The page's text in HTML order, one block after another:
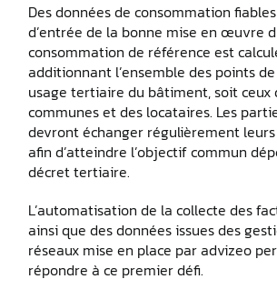
Des données de consommation
d’entrée de la bonne mise en œuvre
consommation de référence est
additionnant l’ensemble des points
usage tertiaire du bâtiment, soit ceux
communes et des locataires. Les
devront échanger régulièrement
afin d’atteindre l’objectif commun
décret tertiaire.
L’automatisation de la collecte des
ainsi que des données issues des
réseaux mise en place par advizeo
répondre à ce premier défi.